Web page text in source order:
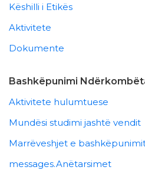
Këshilli i Etikës
Aktivitete
Dokumente
Bashkëpunimi
Aktivitete hulumtuese
Mundësi studimi jashtë vendit
Marrëveshjet e
messages.Anëtarsimet